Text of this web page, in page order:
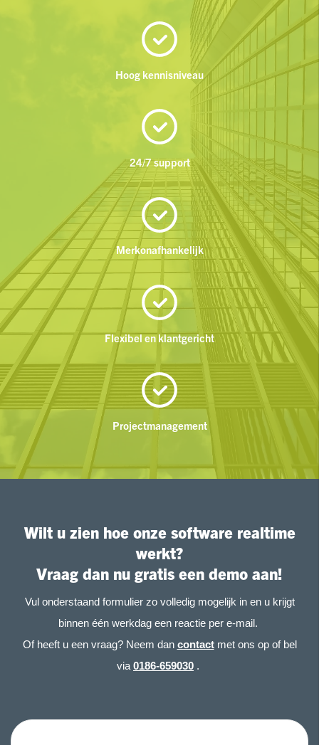
Hoog kennisniveau
24/7 support
Merkonafhankelijk
Flexibel en klantgericht
Projectmanagement
Wilt u zien hoe onze software realtime
werkt?
Vraag dan nu gratis een demo aan!
Vul onderstaand formulier zo volledig mogelijk in en u krijgt
binnen één werkdag een reactie per e-mail.
Of heeft u een vraag? Neem dan contactmet ons op of bel
via 0186-659030 .